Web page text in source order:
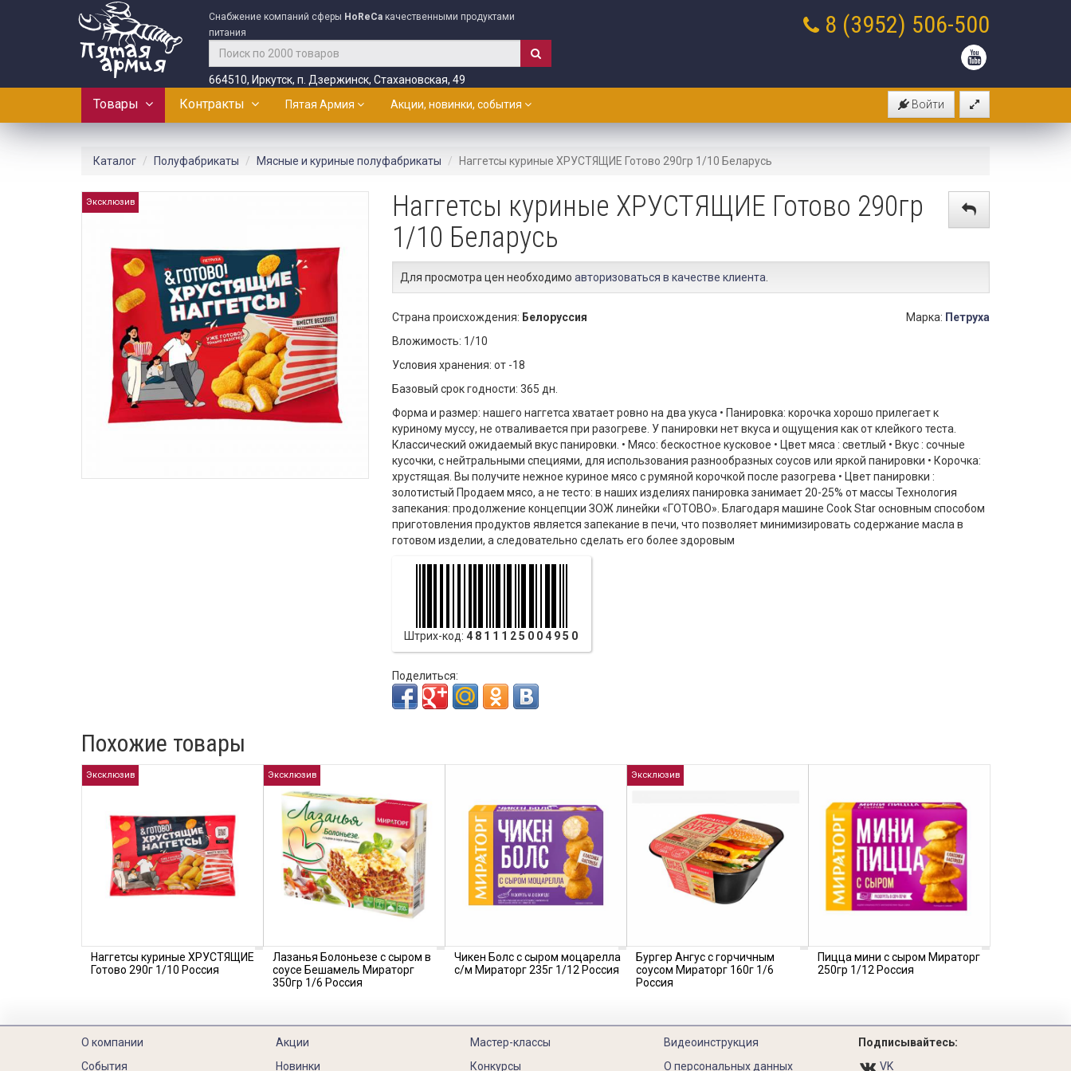
Снабжение компаний сферы HoReCa качественными продуктами
питания
664510, Иркутск, п. Дзержинск, Стахановская, 49
8 (3952) 506-500
Войти
Товары Контракты Пятая Армия Акции, новинки, события
Каталог Полуфабрикаты Мясные и куриные полуфабрикаты Наггетсы куриные ХРУСТЯЩИЕ Готово 290гр 1/10 Беларусь
Эксклюзив
Наггетсы куриные ХРУСТЯЩИЕ Готово 290гр
1/10 Беларусь
Для просмотра цен необходимо авторизоваться в качестве клиента
Страна происхождения: Белоруссия
Вложимость: 1/10
Условия хранения: от -18
Базовый срок годности: 365 дн.
Марка: Петруха
Форма и размер: нашего наггетса хватает ровно на два укуса • Панировка: корочка хорошо прилегает к
куриному муссу, не отваливается при разогреве. У панировки нет вкуса и ощущения как от клейкого теста.
Классический ожидаемый вкус панировки. • Мясо: бескостное кусковое • Цвет мяса : светлый • Вкус : сочные
кусочки, с нейтральными специями, для использования разнообразных соусов или яркой панировки • Корочка:
хрустящая. Вы получите нежное куриное мясо с румяной корочкой после разогрева • Цвет панировки :
золотистый Продаем мясо, а не тесто: в наших изделиях панировка занимает 20-25% от массы Технология
запекания: продолжение концепции ЗОЖ линейки «ГОТОВО». Благодаря машине Cook Star основным способом
приготовления продуктов является запекание в печи, что позволяет минимизировать содержание масла в
готовом изделии, а следовательно сделать его более здоровым
Штрих-код: 4811125004950
Поделиться:
Похожие товары
Эксклюзив
Наггетсы куриные ХРУСТЯЩИЕ
Готово 290г 1/10 Россия
Эксклюзив
Лазанья Болоньезе с сыром в
соусе Бешамель Мираторг
350гр 1/6 Россия
Чикен Болс с сыром моцарелла
с/м Мираторг 235г 1/12 Россия
Эксклюзив
Бургер Ангус с горчичным
соусом Мираторг 160г 1/6
Россия
Пицца мини с сыром Мираторг
250гр 1/12 Россия
О компании
События
Акции
Новинки
Мастер-классы
Конкурсы
Видеоинструкция
О персональных данных
Подписывайтесь:
VK